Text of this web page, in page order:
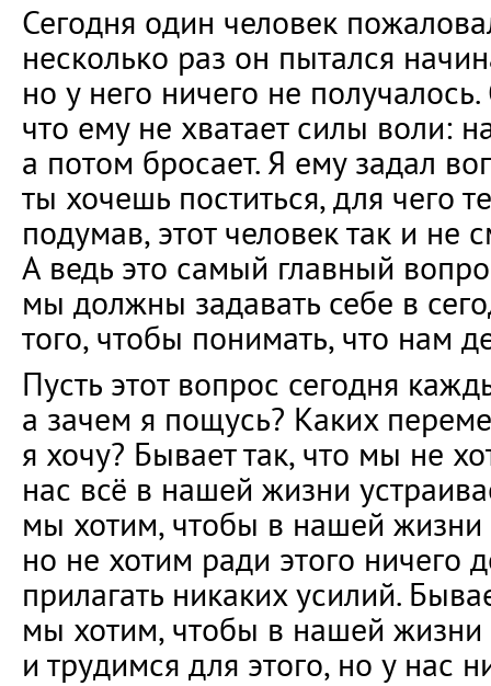
Сегодня один человек
несколько раз он пытался
но у него ничего не
что ему не хватает силы воли:
а потом бросает. Я ему задал
ты хочешь поститься, для чего
подумав, этот человек так и не
А ведь это самый главный
мы должны задавать себе в
того, чтобы понимать, что нам
Пусть этот вопрос сегодня
а зачем я пощусь? Каких
я хочу? Бывает так, что мы не
нас всё в нашей жизни
мы хотим, чтобы в нашей жизни
но не хотим ради этого ничего
прилагать никаких усилий.
мы хотим, чтобы в нашей жизни
и трудимся для этого, но у нас